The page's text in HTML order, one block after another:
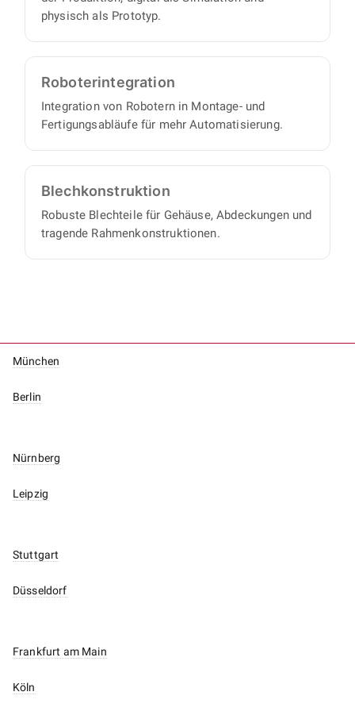
physisch als Prototyp.
Roboter­integration
Integration von Robotern in Montage- und
Fertigungsabläufe für mehr Automatisierung.
Blech­konstruktion
Robuste Blechteile für Gehäuse, Abdeckungen und
tragende Rahmenkonstruktionen.
München
Berlin
Nürnberg
Leipzig
Stuttgart
Düsseldorf
Frankfurt am Main
Köln